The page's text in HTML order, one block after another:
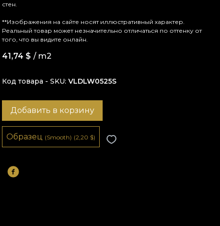
стен.
**Изображения на сайте носят иллюстративный характер.
Реальный товар может незначительно отличаться по оттенку от
того, что вы видите онлайн.
41,74 $ / m2
Код товара - SKU VLDLW0525S
Добавить в корзину
Образец (Smooth) (2,20 $)